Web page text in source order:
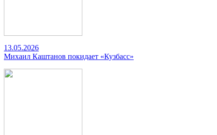
13.05.2026
Михаил Каштанов покидает «Кузбасс»